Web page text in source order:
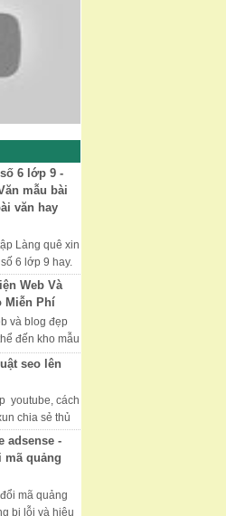
6 lớp 9 -
mẫu bài
văn hay
Làng quê xin
6 lớp 9 hay.
tốt. Những Bài
Web Và
Miễn Phí
và blog đẹp
đến kho mẫu
giao diện
đượ...
seo lên
youtube, cách
chia sẻ thủ
adsense -
mã quảng
mã quảng
bị lỗi và hiệu